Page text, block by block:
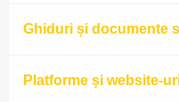
Ghiduri și documente
Platforme și website-